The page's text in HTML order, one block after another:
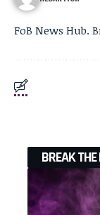
FoB News Hub.
BREAK